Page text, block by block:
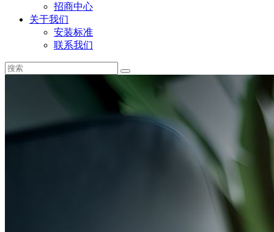
招商中心
关于我们
安装标准
联系我们